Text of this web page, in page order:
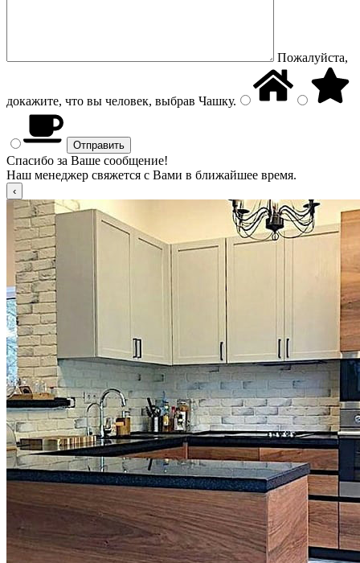
Пожалуйста,
докажите, что вы человек, выбрав Чашку.
Спасибо за Ваше сообщение!
Наш менеджер свяжется с Вами в ближайшее время.